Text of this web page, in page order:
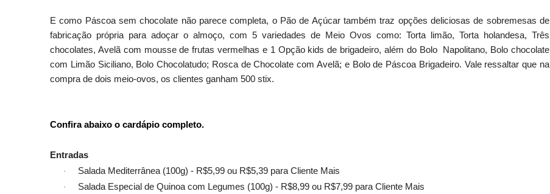
E como Páscoa sem chocolate não parece completa, o Pão de Açúcar também traz opções deliciosas de sobremesas de
fabricação própria para adoçar o almoço, com 5 variedades de Meio Ovos como: Torta limão, Torta holandesa, Três
chocolates, Avelã com mousse de frutas vermelhas e 1 Opção kids de brigadeiro, além do Bolo Napolitano, Bolo chocolate
com Limão Siciliano, Bolo Chocolatudo; Rosca de Chocolate com Avelã; e Bolo de Páscoa Brigadeiro. Vale ressaltar que na
compra de dois meio-ovos, os clientes ganham 500 stix.
Confira abaixo o cardápio completo.
Entradas
· Salada Mediterrânea (100g) - R$5,99 ou R$5,39 para Cliente Mais
· Salada Especial de Quinoa com Legumes (100g) - R$8,99 ou R$7,99 para Cliente Mais